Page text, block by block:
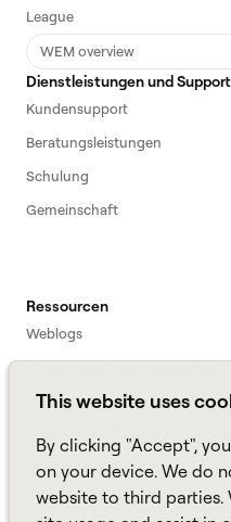
This website uses
By clicking "Accept",
on your device. We do
website to third parties.
League
WEM overview
Dienstleistungen und Support
Kundensupport
Beratungsleistungen
Schulung
Gemeinschaft
Ressourcen
Weblogs
Webinars
ROI Calculator
Amazon Connect